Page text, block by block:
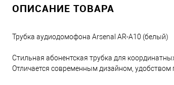
ОПИСАНИЕ ТОВАРА
Трубка аудиодомофона Arsenal AR-A10 (белый)
Стильная абонентская трубка для
Отличается современным дизайном,